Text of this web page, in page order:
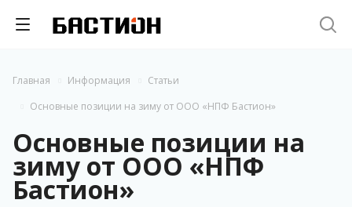
Главная Информация
Статьи
Основные позиции на зиму от ООО «НПФ Бастион»
Основные позиции на
зиму от ООО «НПФ
Бастион»